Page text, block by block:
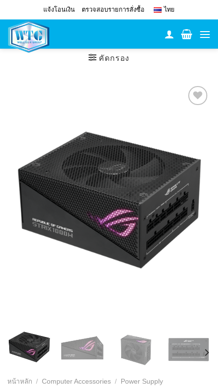
to
content
แจ้งโอนเงิน ตรวจสอบรายการสั่งซื้อ ไทย
คัดกรอง
หน้าหลัก / Computer Accessories / Power Supply